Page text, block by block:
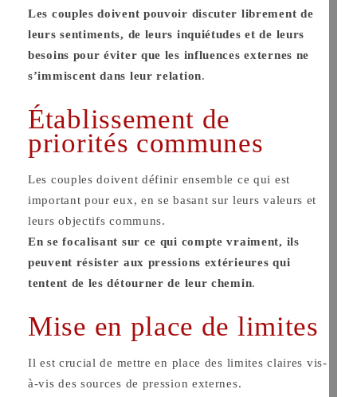
Les couples doivent pouvoir discuter librement de
leurs sentiments, de leurs inquiétudes et de leurs
besoins pour éviter que les influences externes ne
s’immiscent dans leur relation​.
Établissement de
priorités communes
Les couples doivent définir ensemble ce qui est
important pour eux, en se basant sur leurs valeurs et
leurs objectifs communs.
En se focalisant sur ce qui compte vraiment, ils
peuvent résister aux pressions extérieures qui
tentent de les détourner de leur chemin​.
Mise en place de limites
Il est crucial de mettre en place des limites claires vis-
à-vis des sources de pression externes.